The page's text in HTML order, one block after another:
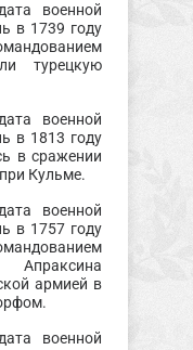
военной
в 1739 году
турецкую
военной
в 1813 году
в сражении
Кульме.
военной
в 1757 году
армией в
военной